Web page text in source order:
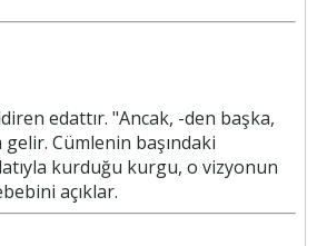
edattır. "Ancak, -den başka,
gelir. Cümlenin başındaki
kurduğu kurgu, o vizyonun
açıklar.